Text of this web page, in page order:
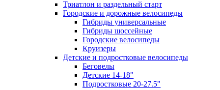
Триатлон и раздельный старт
Городские и дорожные велосипеды
Гибриды универсальные
Гибриды шоссейные
Городские велосипеды
Круизеры
Детские и подростковые велосипеды
Беговелы
Детские 14-18"
Подростковые 20-27.5"